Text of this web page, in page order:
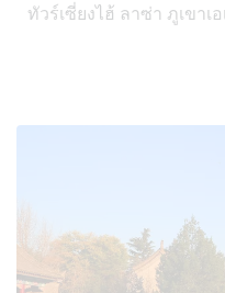
ทัวร์เซี่ยงไฮ้ ลาซ่า ภูเขาเ